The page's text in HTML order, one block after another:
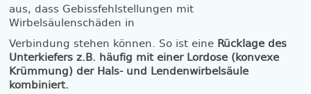
aus, dass Gebissfehlstellungen mit
Wirbelsäulenschäden in
Verbindung stehen können. So ist eine Rücklage des
Unterkiefers z.B. häufig mit einer Lordose (konvexe
Krümmung) der Hals- und Lendenwirbelsäule
kombiniert.